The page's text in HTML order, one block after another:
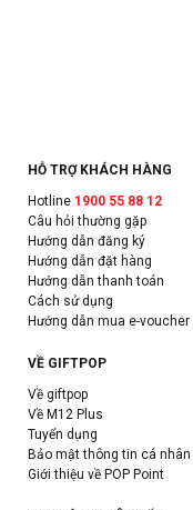
HỖ TRỢ KHÁCH HÀNG
Hotline 1900 55 88 12
Câu hỏi thường gặp
Hướng dẫn đăng ký
Hướng dẫn đặt hàng
Hướng dẫn thanh toán
Cách sử dụng
Hướng dẫn mua e-voucher
VỀ GIFTPOP
Về giftpop
Về M12 Plus
Tuyển dụng
Bảo mật thông tin cá nhân
Giới thiệu về POP Point